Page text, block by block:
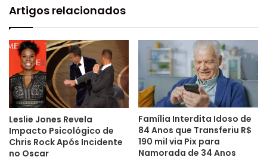
Artigos relacionados
Leslie Jones Revela
Impacto Psicológico de
Chris Rock Após Incidente
no Oscar
Família Interdita Idoso de
84 Anos que Transferiu R$
190 mil via Pix para
Namorada de 34 Anos